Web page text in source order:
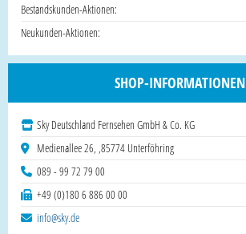
Bestandskunden-Aktionen:
Neukunden-Aktionen:
SHOP-INFORMATIONEN
Sky Deutschland Fernsehen GmbH & Co. KG
Medienallee 26, ,85774 Unterföhring
089 - 99 72 79 00
+49 (0)180 6 886 00 00
info@sky.de